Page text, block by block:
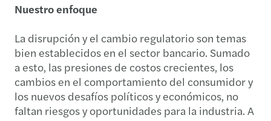
Nuestro enfoque
La disrupción y el cambio regulatorio son temas
bien establecidos en el sector bancario. Sumado
a esto, las presiones de costos crecientes, los
cambios en el comportamiento del consumidor y
los nuevos desafíos políticos y económicos, no
faltan riesgos y oportunidades para la industria. A